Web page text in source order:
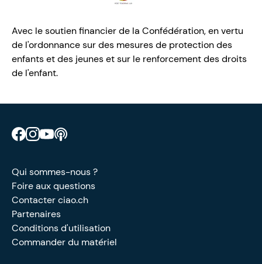
Avec le soutien financier de la Confédération, en vertu
de l'ordonnance sur des mesures de protection des
enfants et des jeunes et sur le renforcement des droits
de l'enfant.
Retrouve CIAO sur Facebook
Retrouve CIAO sur Instagram
Retrouve CIAO sur YouTube
Qui sommes-nous ?
Foire aux questions
Contacter ciao.ch
Partenaires
Conditions d'utilisation
Commander du matériel